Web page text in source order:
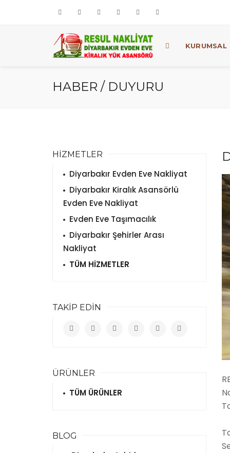
KURUMSAL
HABER / DUYURU
HİZMETLER
Diyarbakır Evden Eve Nakliyat
Diyarbakır Kiralık Asansörlü
Evden Eve Nakliyat
Evden Eve Taşımacılık
Diyarbakır Şehirler Arası
Nakliyat
TÜM HİZMETLER
TAKİP EDİN
ÜRÜNLER
TÜM ÜRÜNLER
BLOG